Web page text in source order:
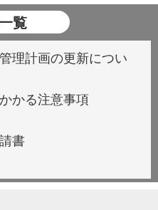
覧
理計画の更新につい
かる注意事項
書